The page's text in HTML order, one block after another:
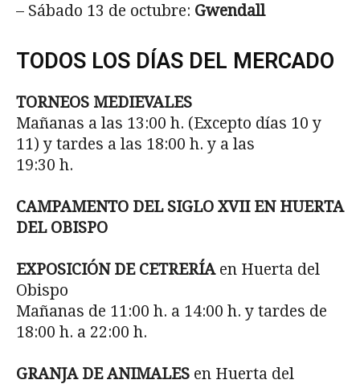
– Sábado 13 de octubre: Gwendall
TODOS LOS DÍAS DEL MERCADO
TORNEOS MEDIEVALES
Mañanas a las 13:00 h. (Excepto días 10 y
11) y tardes a las 18:00 h. y a las
19:30 h.
CAMPAMENTO DEL SIGLO XVII EN HUERTA
DEL OBISPO
EXPOSICIÓN DE CETRERÍAen Huerta del
Obispo
Mañanas de 11:00 h. a 14:00 h. y tardes de
18:00 h. a 22:00 h.
GRANJA DE ANIMALES en Huerta del